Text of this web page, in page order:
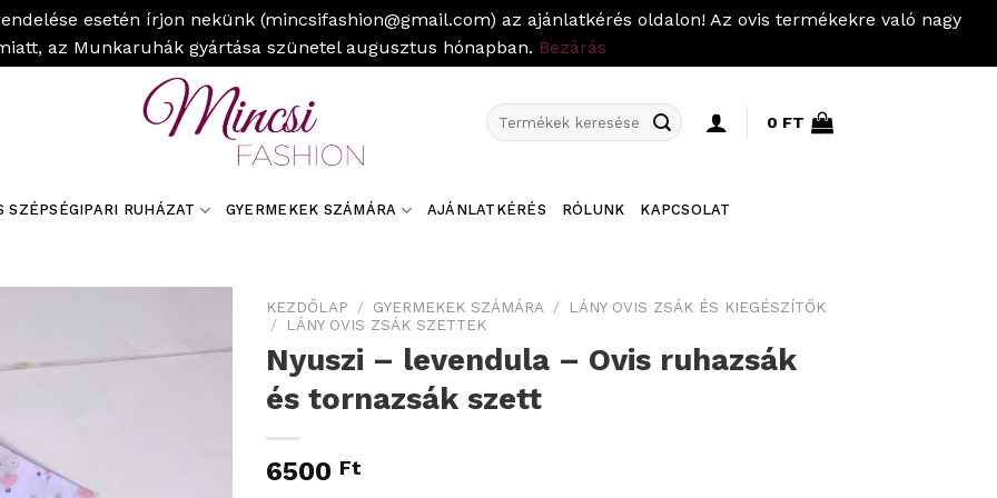
esetén írjon nekünk (mincsifashion@gmail.com) az ajánlatkérés oldalon! Az ovis termékekre való nagy
az Munkaruhák gyártása szünetel augusztus hónapban. Bezárás
Keresés
a
0 FT
SZÉPSÉGIPARI RUHÁZAT GYERMEKEK SZÁMÁRA AJÁNLATKÉRÉS RÓLUNK KAPCSOLAT
KEZDŐLAP / GYERMEKEK SZÁMÁRA /
LÁNY OVIS ZSÁK ÉS KIEGÉSZÍTŐK
/
LÁNY OVIS ZSÁK SZETTEK
Nyuszi – levendula – Ovis ruhazsák
és tornazsák szett
6500 Ft